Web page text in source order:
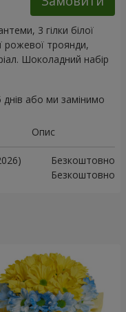
3 гілки білої
рожевої троянди,
Шоколадний набір
днів або ми замінимо
Опис
Безкоштовно
Безкоштовно